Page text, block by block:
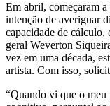
Em abril, começaram
intenção de averiguar
capacidade de
geral Weverton
vez em uma década,
artista. Com isso,
“Quando vi que o meu